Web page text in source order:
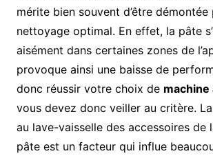
mérite bien souvent d’être démontée
nettoyage optimal. En effet, la pâte
aisément dans certaines zones de
provoque ainsi une baisse de
donc réussir votre choix de machine
vous devez donc veiller au critère.
au lave-vaisselle des accessoires de
pâte est un facteur qui influe